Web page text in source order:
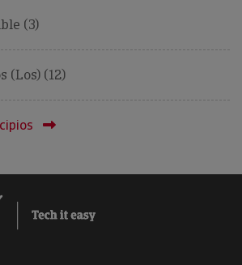
(3)
(Los) (12)